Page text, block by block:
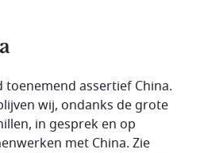
toenemend assertief China.
wij, ondanks de grote
in gesprek en op
met China. Zie